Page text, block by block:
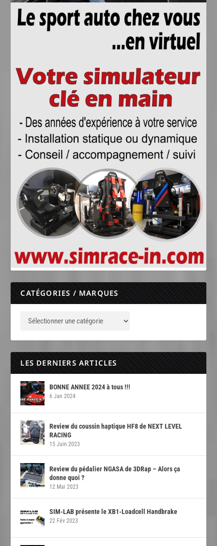
CATÉGORIES / MARQUES
LES DERNIERS ARTICLES
BONNE ANNEE 2024 à tous !!!
6 Jan 2024
Review du coussin haptique HF8 de NEXT LEVEL
RACING
15 Juin 2023
Review du pédalier NGASA de 3DRap – Alors ça
donne quoi ?
12 Mai 2023
SIM-LAB présente le XB1-Loadcell Handbrake
22 Fév 2023